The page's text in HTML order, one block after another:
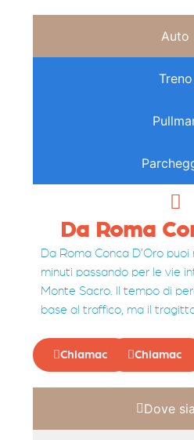
Auto
Treno
Da Roma
Da Roma Conca D’Oro
minuti passando per le vie
Monte Sacro. Il tempo di
base al traffico, ma il
Chiamaci Chiamaci
Dove